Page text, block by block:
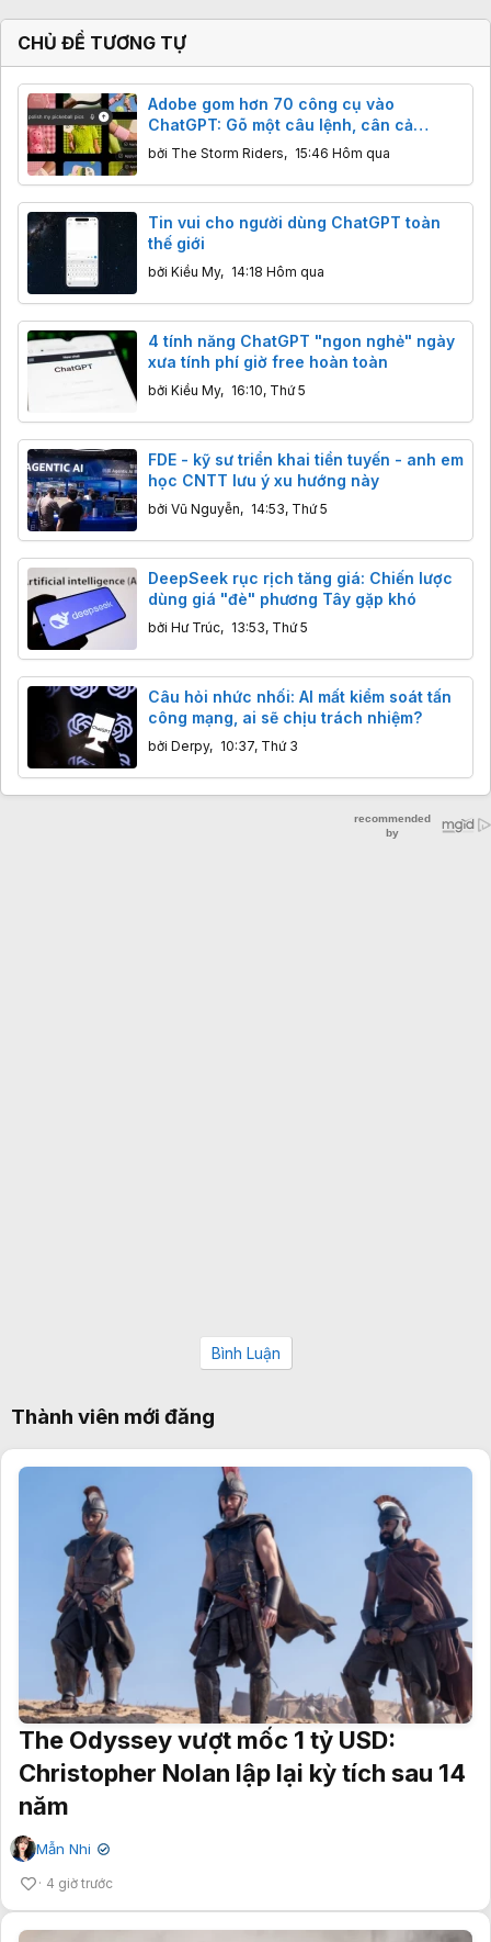
CHỦ ĐỀ TƯƠNG TỰ
Adobe gom hơn 70 công cụ vào
ChatGPT: Gõ một câu lệnh, cân cả
Photoshop lẫn Premiere
bởi The Storm Riders, 15:46 Hôm qua
Tin vui cho người dùng ChatGPT toàn
thế giới
bởi Kiều My, 14:18 Hôm qua
4 tính năng ChatGPT "ngon nghẻ" ngày
xưa tính phí giờ free hoàn toàn
bởi Kiều My, 16:10, Thứ 5
FDE - kỹ sư triển khai tiền tuyến - anh em
học CNTT lưu ý xu hướng này
bởi Vũ Nguyễn, 14:53, Thứ 5
DeepSeek rục rịch tăng giá: Chiến lược
dùng giá "đè" phương Tây gặp khó
bởi Hư Trúc, 13:53, Thứ 5
Câu hỏi nhức nhối: AI mất kiểm soát tấn
công mạng, ai sẽ chịu trách nhiệm?
bởi Derpy, 10:37, Thứ 3
Bình Luận
Thành viên mới đăng
The Odyssey vượt mốc 1 tỷ USD:
Christopher Nolan lập lại kỳ tích sau 14
năm
Mẫn Nhi ✔
4 giờ trước